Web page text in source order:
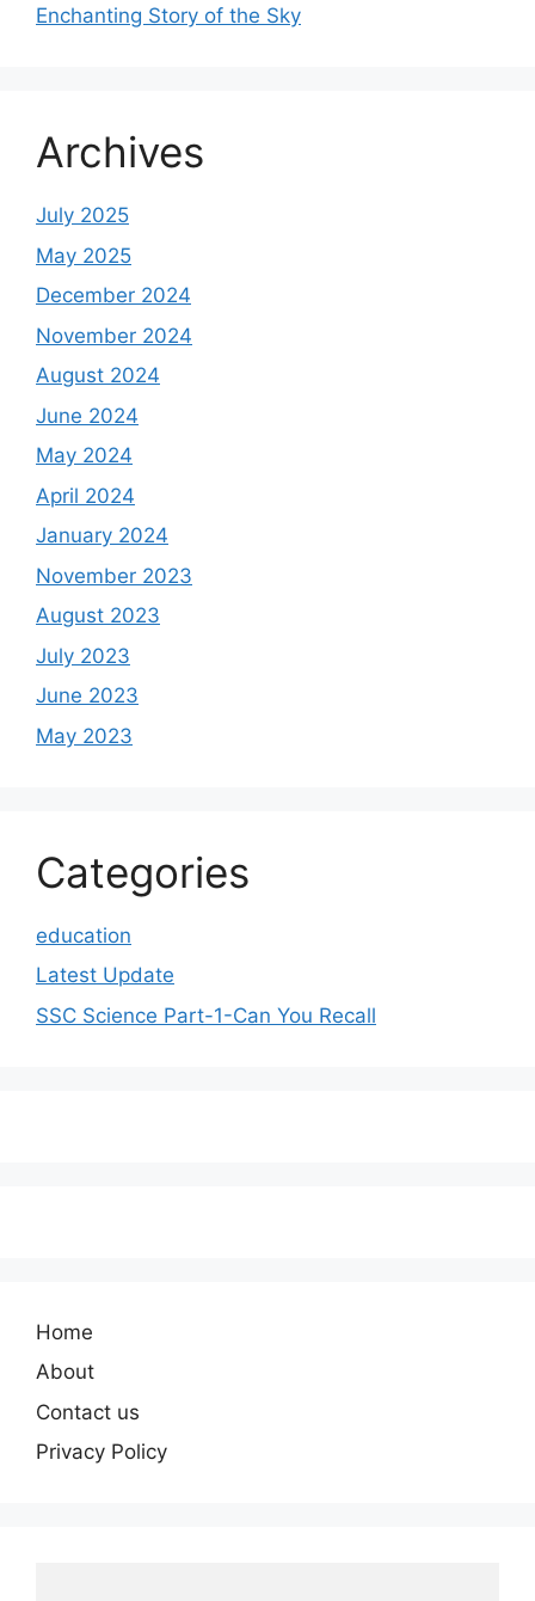
Enchanting Story of the Sky
Archives
July 2025
May 2025
December 2024
November 2024
August 2024
June 2024
May 2024
April 2024
January 2024
November 2023
August 2023
July 2023
June 2023
May 2023
Categories
education
Latest Update
SSC Science Part-1-Can You Recall
Home
About
Contact us
Privacy Policy